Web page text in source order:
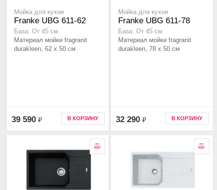
Мойка для кухни
Franke UBG 611-62
База: От 45 см
Материал мойки fragranit
durakleen, 62 x 50 см
39 590 ₽ В КОРЗИНУ
Мойка для кухни
Franke UBG 611-78
База: От 45 см
Материал мойки fragranit
durakleen, 78 x 50 см
32 290 ₽ В КОРЗИНУ